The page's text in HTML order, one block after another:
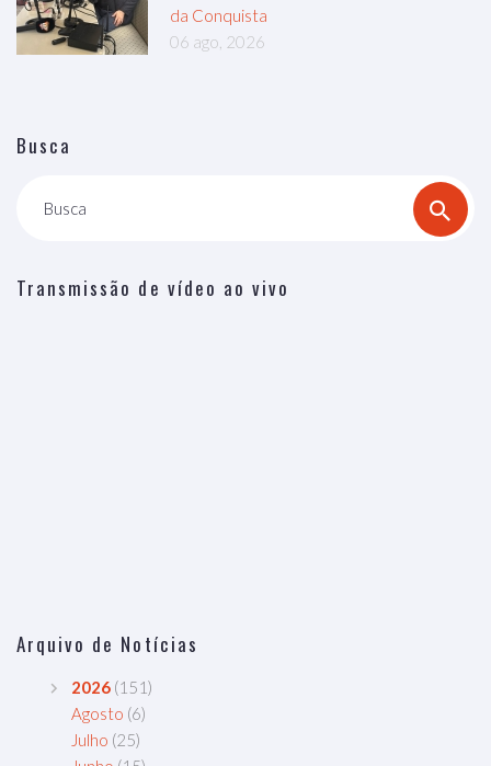
da Conquista
06 ago, 2026
Busca
Busca
Transmissão de vídeo ao vivo
Arquivo de Notícias
2026 (151)
Agosto (6)
Julho (25)